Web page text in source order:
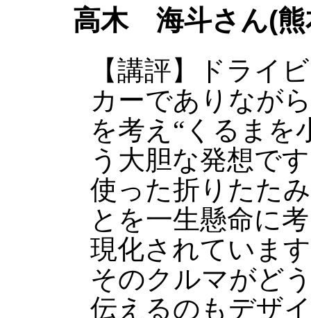
高木 海斗さん(熊
【講評】ドライ
カーでありなが
を考え“くるまを
う大胆な発想で
使った折りたた
とを一生懸命に
現化されていま
そのクルマがど
伝えるのもデザ